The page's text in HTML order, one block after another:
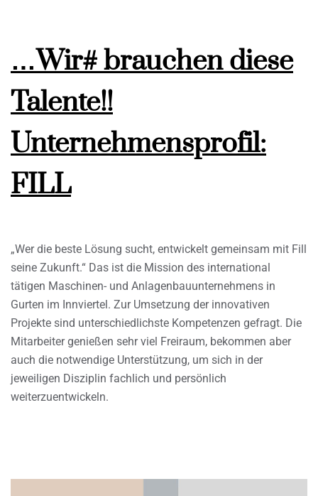
…Wir# brauchen diese
Talente!!
Unternehmensprofil:
FILL
„Wer die beste Lösung sucht, entwickelt gemeinsam mit Fill
seine Zukunft.“ Das ist die Mission des international
tätigen Maschinen- und Anlagenbauunternehmens in
Gurten im Innviertel. Zur Umsetzung der innovativen
Projekte sind unterschiedlichste Kompetenzen gefragt. Die
Mitarbeiter genießen sehr viel Freiraum, bekommen aber
auch die notwendige Unterstützung, um sich in der
jeweiligen Disziplin fachlich und persönlich
weiterzuentwickeln.